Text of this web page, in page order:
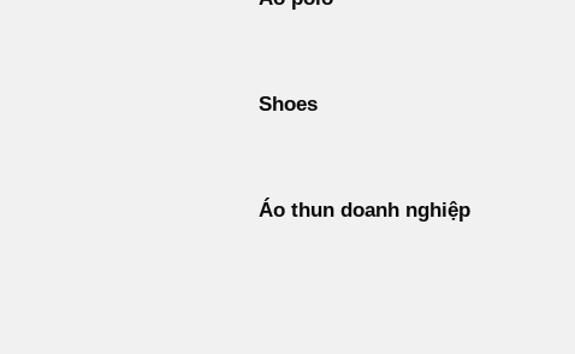
Shoes
Áo thun doanh nghiệp